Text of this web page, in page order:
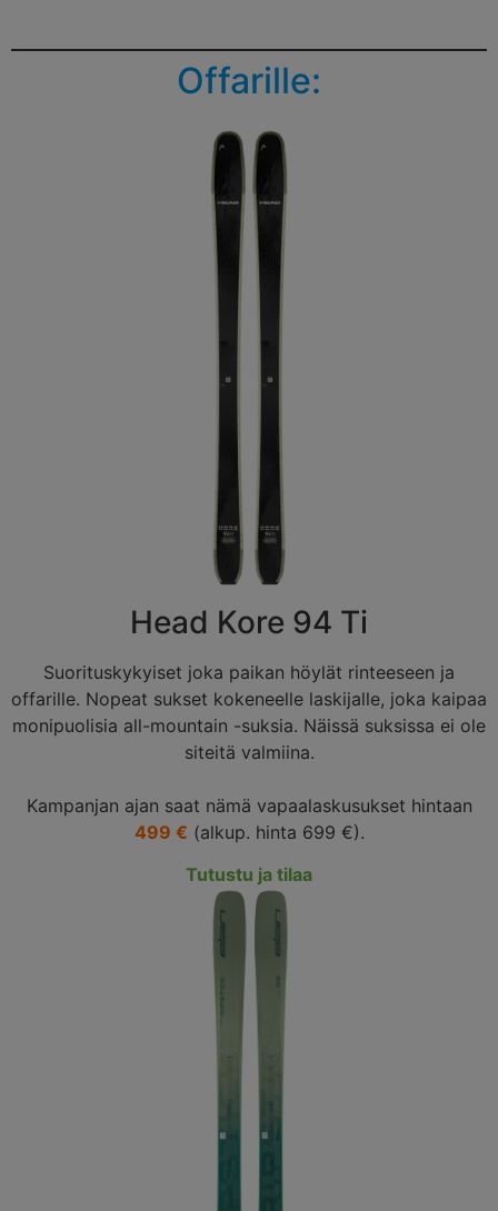
Offarille:
Head Kore 94 Ti
Suorituskykyiset joka paikan höylät rinteeseen ja
offarille. Nopeat sukset kokeneelle laskijalle, joka kaipaa
monipuolisia all-mountain -suksia. Näissä suksissa ei ole
siteitä valmiina.
Kampanjan ajan saat nämä vapaalaskusukset hintaan
499 € (alkup. hinta 699 €).
Tutustu ja tilaa